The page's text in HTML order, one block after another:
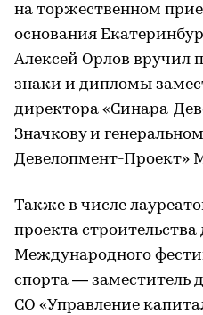
на торжественном
основания
Алексей Орлов вручил
знаки и дипломы
директора «Синара-
Значкову и
Девелопмент-Проект»
Также в числе
проекта строительства
Международного
спорта — заместитель
СО «Управление